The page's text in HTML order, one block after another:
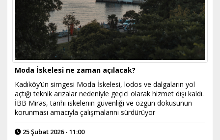
Moda İskelesi ne zaman açılacak?
Kadıköy’ün simgesi Moda İskelesi, lodos ve dalgaların yol
açtığı teknik arızalar nedeniyle geçici olarak hizmet dışı kaldı.
İBB Miras, tarihi iskelenin güvenliği ve özgün dokusunun
korunması amacıyla çalışmalarını sürdürüyor
25 Şubat 2026 - 11:00